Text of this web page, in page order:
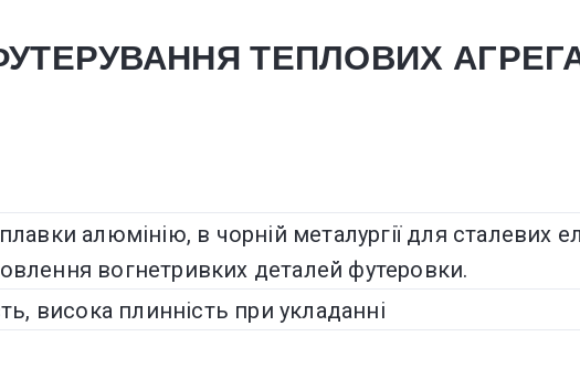
ТЕПЛОВИХ
алюмінію, в чорній металургії для сталевих
вогнетривких деталей футеровки.
висока плинність при укладанні